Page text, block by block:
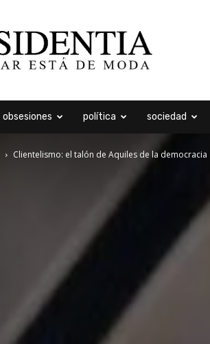
obsesiones política sociedad
Clientelismo: el talón de Aquiles de la democracia